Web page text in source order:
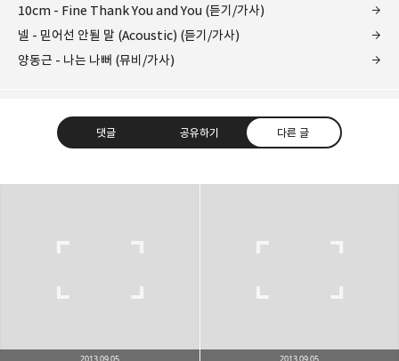
10cm - Fine Thank You and You (듣기/가사)
넬 - 믿어선 안될 말 (Acoustic) (듣기/가사)
양동근 - 나는 나뻐 (뮤비/가사)
댓글 공유하기 다른 글
kjgsb
구독하기